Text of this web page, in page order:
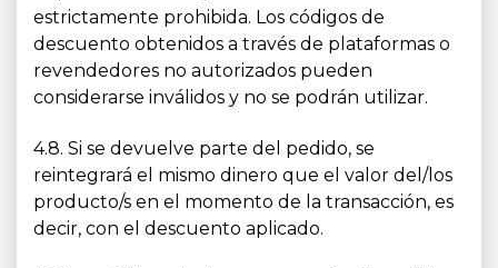
estrictamente prohibida. Los códigos de
descuento obtenidos a través de plataformas o
revendedores no autorizados pueden
considerarse inválidos y no se podrán utilizar.
4.8. Si se devuelve parte del pedido, se
reintegrará el mismo dinero que el valor del/los
producto/s en el momento de la transacción, es
decir, con el descuento aplicado.